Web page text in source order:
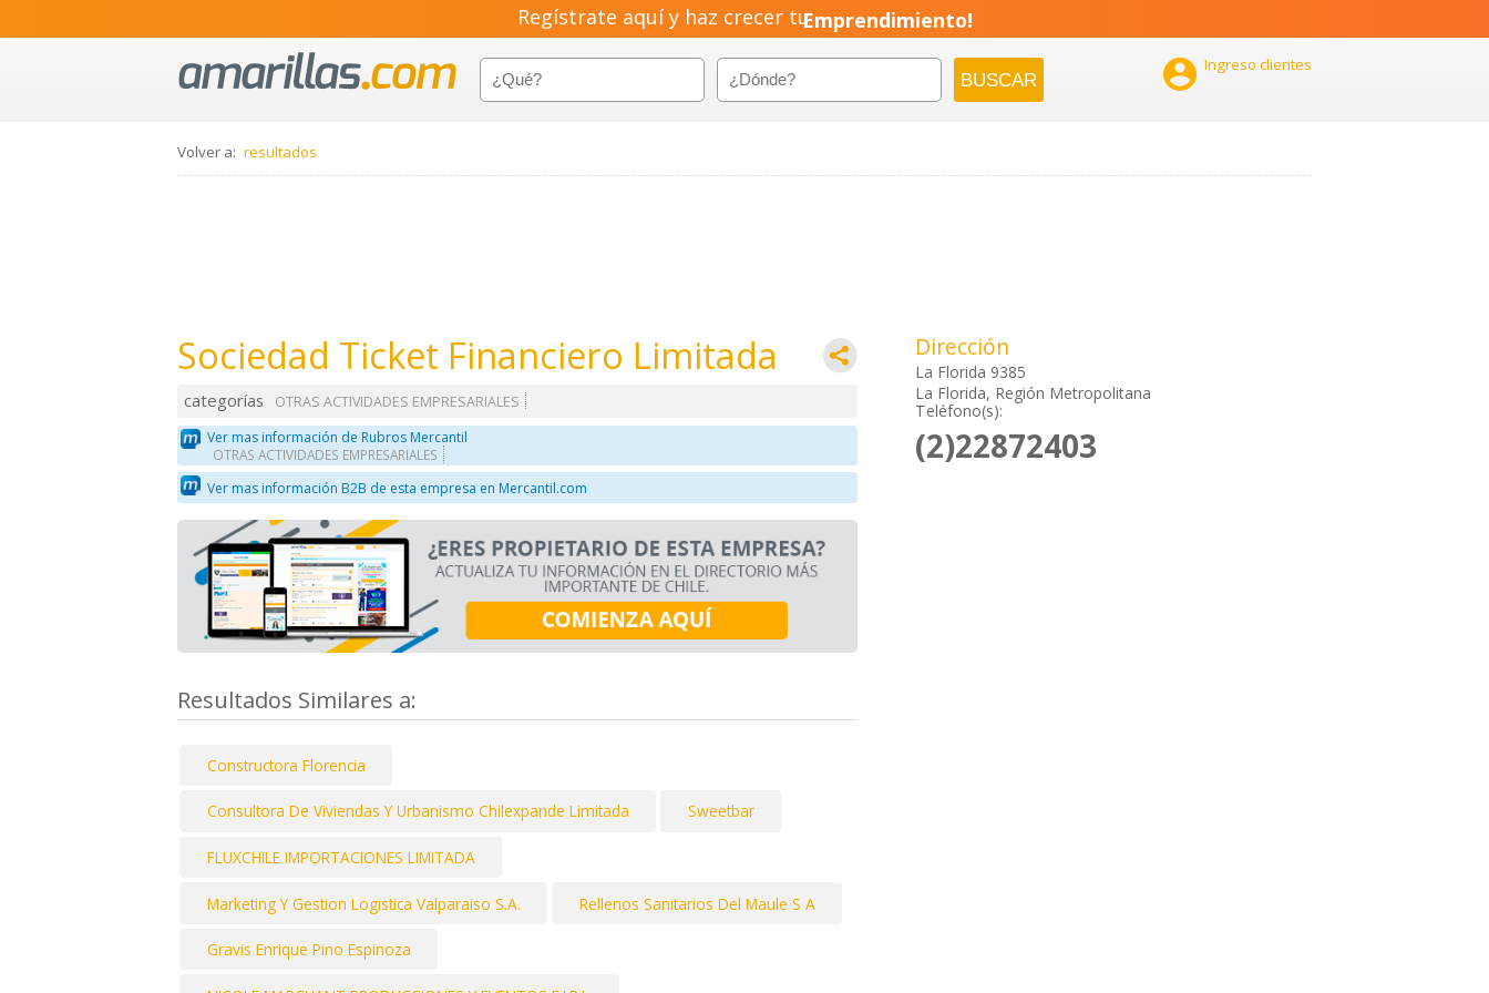
Regístrate aquí y haz crecer tuEmprendimiento!
 Ingreso clientes
Volver a: resultados
Sociedad Ticket Financiero Limitada
categorías
OTRAS ACTIVIDADES EMPRESARIALES
Ver mas información de Rubros Mercantil
OTRAS ACTIVIDADES EMPRESARIALES
Ver mas información B2B de esta empresa en Mercantil.com
Resultados Similares a:
Constructora Florencia
Consultora De Viviendas Y Urbanismo Chilexpande Limitada Sweetbar
FLUXCHILE IMPORTACIONES LIMITADA
Marketing Y Gestion Logistica Valparaiso S.A. Rellenos Sanitarios Del Maule S A
Gravis Enrique Pino Espinoza
Dirección
La Florida 9385
La Florida, Región Metropolitana
Teléfono(s):
(2)22872403